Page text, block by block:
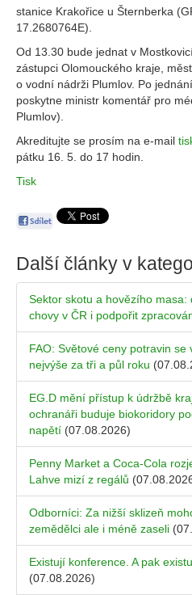
stanice Krakořice u Šternberka
17.2680764E).
Od 13.30 bude jednat v
zástupci Olomouckého kraje,
o vodní nádrži Plumlov. Po
poskytne ministr komentář pro
Plumlov).
Akreditujte se prosím na e-mail
pátku 16. 5. do 17 hodin.
Tisk
Další články v
Sektor skotu a hovězího
chovy v ČR i podpořit
FAO: Světové ceny potravin se
nejvýše za tři a půl roku
EG.D mění přístup k údržbě
ochranáři buduje biokoridory
napětí (07.08.2026)
Penny Market a Coca-Cola
Lahve mizí z regálů
Odborníci: Za nižší sklizeň
zemědělci ale i méně zaseli
Existují konference. A pak
(07.08.2026)